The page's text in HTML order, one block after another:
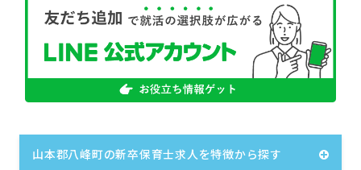
山本郡八峰町の新卒保育士求人を特徴から探す